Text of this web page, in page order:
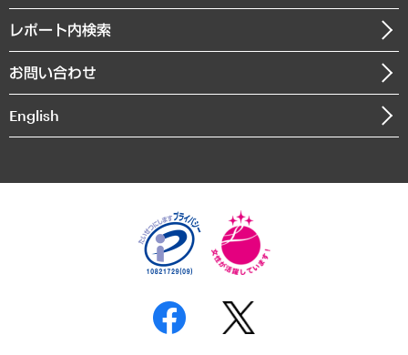
まちづくり・観光・交通・スポーツ・スマートシティ
自然資源・農林水産業・食料システム
沿革
組織図・本部部室紹介
インドネシア現地法人
個人情報保護方針
反社会的勢力に対する基本方針
レポート内検索
お問い合わせ
English